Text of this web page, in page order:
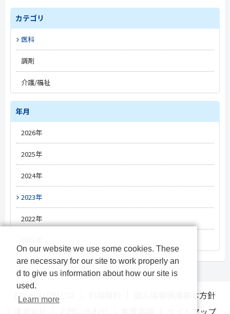
カテゴリ
医科
#開業準備
#改定情報
#新薬情報
#オンライン資格確認
#オンライン診療
#医療DX
#経営
#レセプト
調剤
#トレンド
#薬局経営
#新薬情報
#改定情報
#電子処方箋
#オンライン服薬指導
#薬局DX
#人材/キャリア
#物流
#OTC
介護/福祉
#施設経営
#人材情報
#改定情報
年月
2026年
3月
2025年
12月
10月
9月
7月
6月
5月
2024年
12月
11月
9月
8月
7月
2023年
12月
10月
9月
8月
2022年
11月
10月
9月
11月
10月
EM-AVALONとは
個人情報保護基本方針
On our website we use some cookies. These
are necessary for our site to work properly an
d to give us information about how our site is
used.
Learn more